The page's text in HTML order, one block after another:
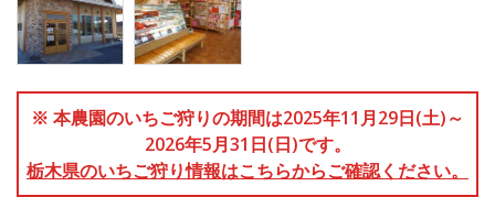
※ 本農園のいちご狩りの期間は2025年11月29日(土)～
2026年5月31日(日)です。
栃木県のいちご狩り情報はこちらからご確認ください。